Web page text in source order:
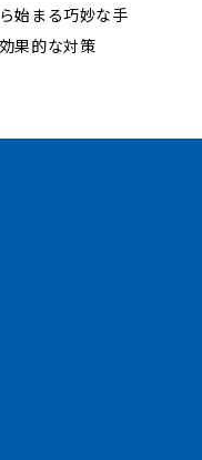
始まる巧妙な手
果的な対策